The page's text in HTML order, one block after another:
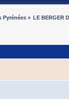
Pyrénées» LE BERGER